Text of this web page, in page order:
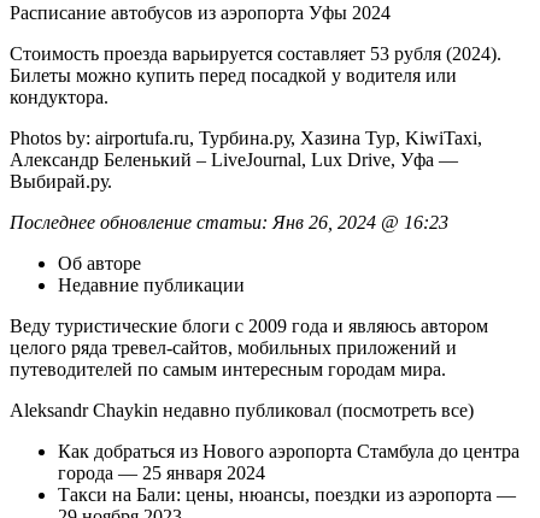
Расписание автобусов из аэропорта Уфы 2024
Стоимость проезда варьируется составляет 53 рубля (2024).
Билеты можно купить перед посадкой у водителя или
кондуктора.
Photos by: airportufa.ru, Турбина.ру, Хазина Тур, KiwiTaxi,
Александр Беленький – LiveJournal, Lux Drive, Уфа —
Выбирай.ру.
Последнее обновление статьи: Янв 26, 2024 @ 16:23
Об авторе
Недавние публикации
Веду туристические блоги с 2009 года и являюсь автором
целого ряда тревел-сайтов, мобильных приложений и
путеводителей по самым интересным городам мира.
Aleksandr Chaykin недавно публиковал (посмотреть все)
Как добраться из Нового аэропорта Стамбула до центра
города — 25 января 2024
Такси на Бали: цены, нюансы, поездки из аэропорта —